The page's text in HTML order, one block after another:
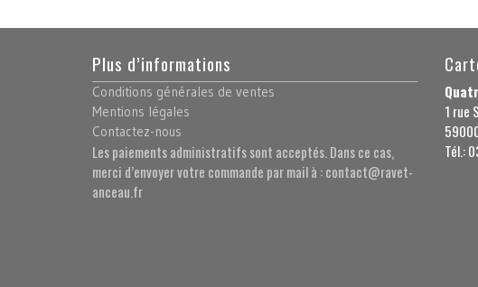
Plus d’informations
Conditions générales de ventes
Mentions légales
Contactez-nous
Les paiements administratifs sont acceptés. Dans ce cas,
merci d’envoyer votre commande par mail à : contact@ravet-
anceau.fr
1 rue
Tél.: